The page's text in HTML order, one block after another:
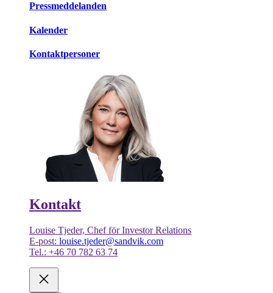
Pressmeddelanden
Kalender
Kontaktpersoner
Kontakt
Louise Tjeder, Chef för Investor Relations
E-post: louise.tjeder@sandvik.com
Tel.: +46 70 782 63 74